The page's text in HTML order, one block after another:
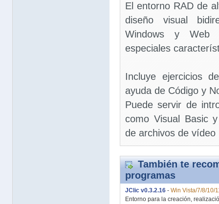
El entorno RAD de
diseño visual
Windows y Web
especiales
Incluye ejercicios
ayuda de Código y
Puede servir de
como Visual Basic
de archivos de vídeo
También te
programas
JClic v0.3.2.16 - Win Vista/7/8/10/
Entorno para la creación,